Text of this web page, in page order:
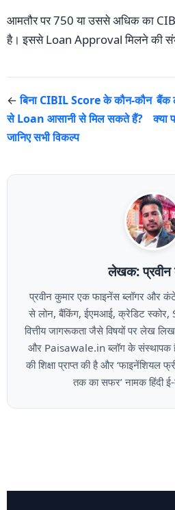
आमतौर पर 750 या उससे अधिक का
है। इससे Loan Approval मिलने की
←बिना CIBIL Score के कौन-कौन
से Loan आसानी से मिल सकते हैं?
जानिए सभी विकल्प
बैंक
क्या
लेखक: प्रवीन
प्रवीन कुमार एक फाइनेंस ब्लॉगर और
से लोन, बैंकिंग, ईएमआई, क्रेडिट
वित्तीय जागरूकता जैसे विषयों पर लेख
और Paisawale.in ब्लॉग के संस्थापक
की शिक्षा प्राप्त की है और ‘फाइनेंशियल
तक का सफर’ नामक हिंदी